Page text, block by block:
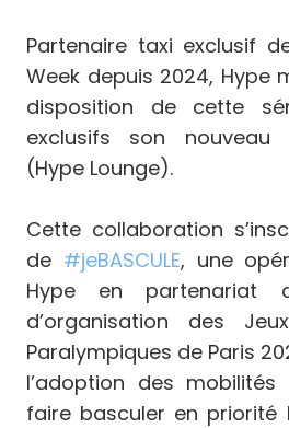
Partenaire taxi exclusif
Week depuis 2024, Hype
disposition de cette
exclusifs son nouveau
(Hype Lounge).
Cette collaboration
de #jeBASCULE, une
Hype en partenariat
d’organisation des
Paralympiques de Paris
l’adoption des
faire basculer en priorité